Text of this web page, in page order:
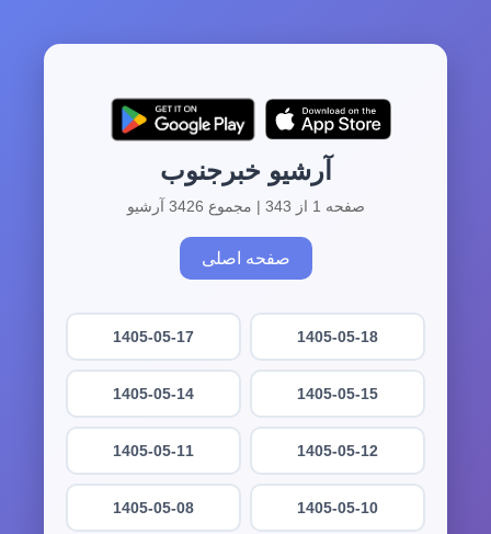
آرشیو خبرجنوب
صفحه 1 از 343 | مجموع 3426 آرشیو
صفحه اصلی
1405-05-18
1405-05-17
1405-05-15
1405-05-14
1405-05-12
1405-05-11
1405-05-10
1405-05-08